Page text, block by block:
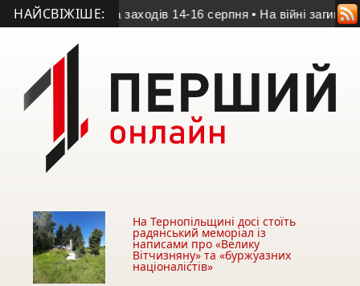
НАЙСВІЖІШЕ:
програма заходів 14-16 серпня • На війні загинув 20-
На Тернопільщині досі стоїть
радянський меморіал із
написами про «Велику
Вітчизняну» та «буржуазних
націоналістів»